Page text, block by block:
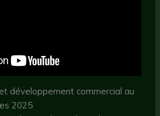
développement commercial au
2025